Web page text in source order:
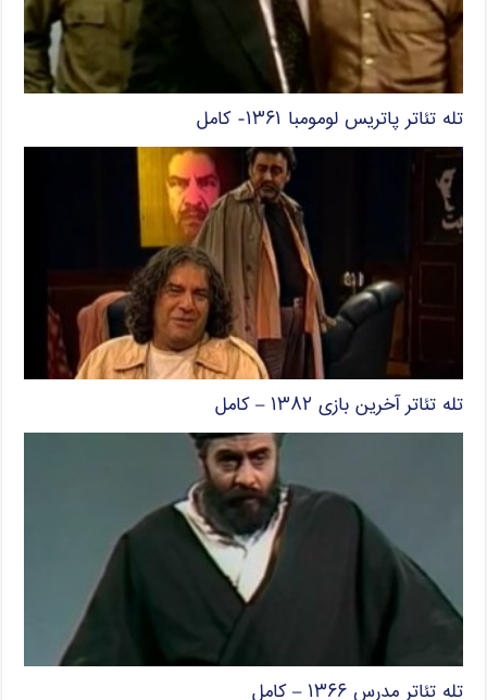
تله تئاتر پاتریس لومومبا ۱۳۶۱- کامل
تله تئاتر آخرین بازی ۱۳۸۲ – کامل
تله تئاتر مدرس ۱۳۶۶ – کامل